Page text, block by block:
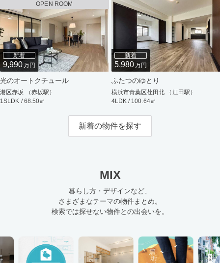
OPEN ROOM
新着
9,990万円
光のオートクチュール
港区赤坂 （赤坂駅）
1SLDK / 68.50㎡
新着
5,980万円
ふたつのゆとり
横浜市青葉区荏田北 （江田駅）
4LDK / 100.64㎡
新着の物件を探す
MIX
暮らし方・デザインなど、
さまざまなテーマの物件まとめ。
検索では探せない物件との出会いを。